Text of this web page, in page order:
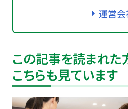
運営会
この記事を読まれた
こちらも見ています